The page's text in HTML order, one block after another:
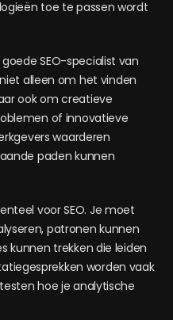
toe te passen wordt
SEO-specialist van
alleen om het vinden
ook om creatieve
of innovatieve
waarderen
paden kunnen
voor SEO. Je moet
patronen kunnen
kunnen trekken die leiden
worden vaak
hoe je analytische